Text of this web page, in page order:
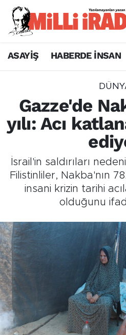
ASAYİŞ HABERDE İNSAN
Gazze'de
yılı: Acı
İsrail'in saldırıları
Filistinliler, Nakba'nın
insani krizin tarihi
olduğunu